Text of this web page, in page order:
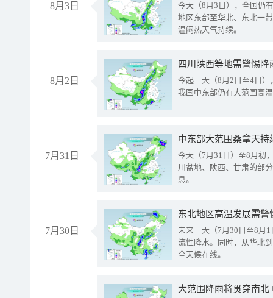
8月3日
今天（8月3日），全国仍
地区东部至华北、东北一
温闷热天气持续。
8月2日
今起三天（8月2日至4日
我国中东部仍有大范围高
7月31日
中东部大范围桑拿天
今天（7月31日）至8月初
川盆地、陕西、甘肃的部
息。
7月30日
东北地区高温发展需
未来三天（7月30日至8月
流性降水。同时，从华北
全天候在线。
大范围降雨将贯穿南